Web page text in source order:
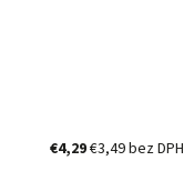
€4,29€3,49 bez DPH